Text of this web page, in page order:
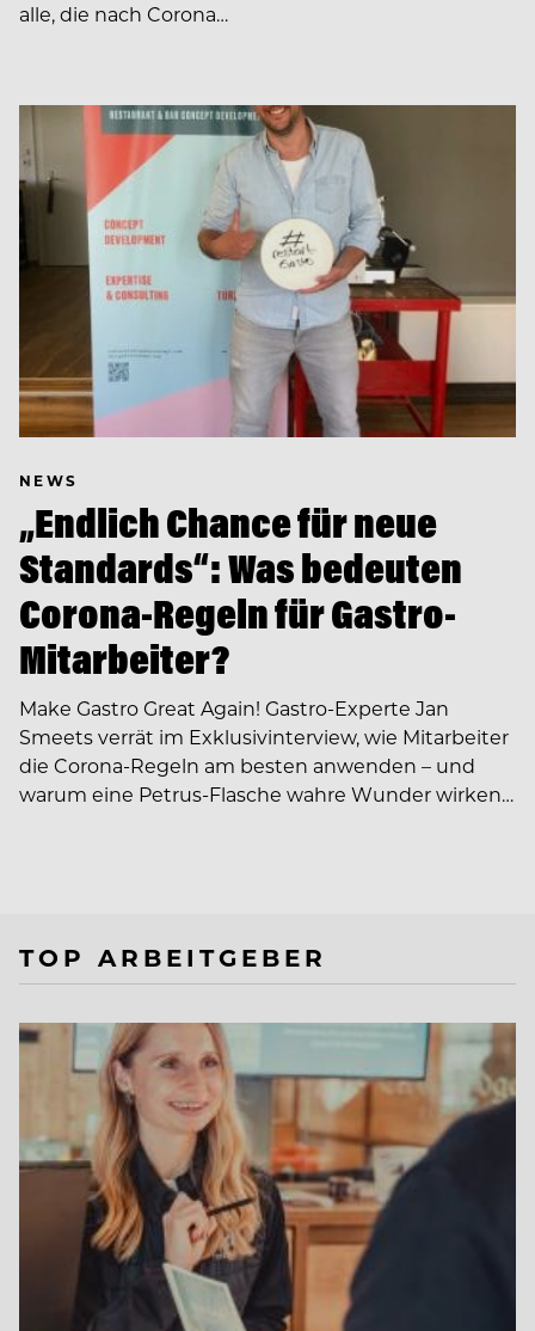
alle, die nach Corona…
NEWS
„Endlich Chance für neue
Standards“: Was bedeuten
Corona-Regeln für Gastro-
Mitarbeiter?
Make Gastro Great Again! Gastro-Experte Jan
Smeets verrät im Exklusivinterview, wie Mitarbeiter
die Corona-Regeln am besten anwenden – und
warum eine Petrus-Flasche wahre Wunder wirken…
TOP ARBEITGEBER